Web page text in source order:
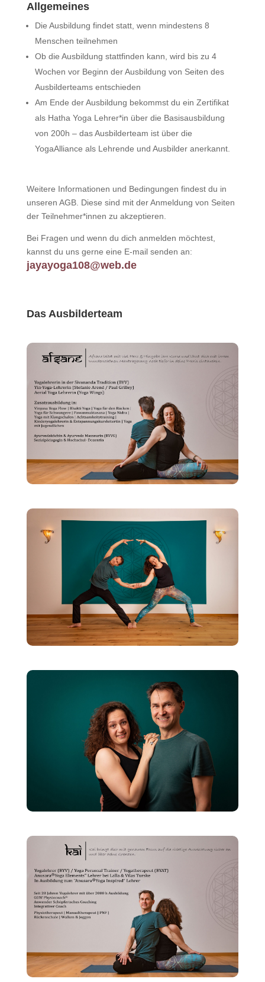
Allgemeines
Die Ausbildung findet statt, wenn mindestens 8
Menschen teilnehmen
Ob die Ausbildung stattfinden kann, wird bis zu 4
Wochen vor Beginn der Ausbildung von Seiten des
Ausbilderteams entschieden
Am Ende der Ausbildung bekommst du ein Zertifikat
als Hatha Yoga Lehrer*in über die Basisausbildung
von 200h – das Ausbilderteam ist über die
YogaAlliance als Lehrende und Ausbilder anerkannt.
Weitere Informationen und Bedingungen findest du in
unseren AGB. Diese sind mit der Anmeldung von Seiten
der Teilnehmer*innen zu akzeptieren.
Bei Fragen und wenn du dich anmelden möchtest,
kannst du uns gerne eine E-mail senden an:
jayayoga108@web.de
Das Ausbilderteam